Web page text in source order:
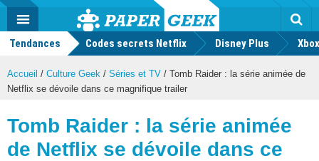
Actu
geek
MENU
Tendances Codes secrets Netflix Disney Plus
Accueil / Culture Geek / Séries et TV / Tomb Raider : la série animée de
Netflix se dévoile dans ce magnifique trailer
Tomb Raider : la série animée
de Netflix se dévoile dans ce
Mode
FacebookTwitter Youtube